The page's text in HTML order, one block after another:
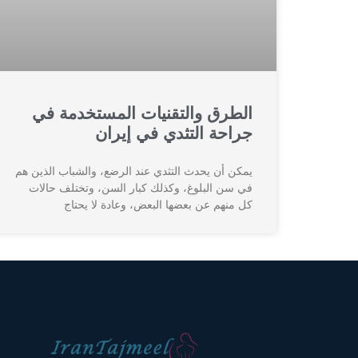
الطرق والتقنيات المستخدمة في
جراحة التثدي في إيران
يمكن أن يحدث التثدي عند الرضع، والشباب الذين هم
في سن البلوغ، وكذلك كبار السن، وتختلف حالات
كل منهم عن بعضها البعض، وعادة لا يحتاج